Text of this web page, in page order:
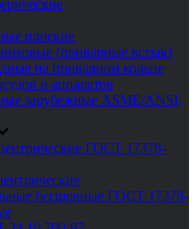
плоские
(приварные встык)
на приварном кольце
и аппаратов
зарубежные ASME/ANSI,
ГОСТ 17378-
бесшовные ГОСТ 17378-